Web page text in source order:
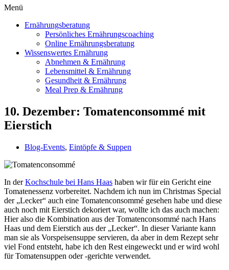
Menü
Ernährungsberatung
Persönliches Ernährungscoaching
Online Ernährungsberatung
Wissenswertes Ernährung
Abnehmen & Ernährung
Lebensmittel & Ernährung
Gesundheit & Ernährung
Meal Prep & Ernährung
10. Dezember: Tomatenconsommé mit
Eierstich
Blog-Events, Eintöpfe & Suppen
In derKochschule bei Hans Haas haben wir für ein Gericht eine
Tomatenessenz vorbereitet. Nachdem ich nun im Christmas Special
der „Lecker“ auch eine Tomatenconsommé gesehen habe und diese
auch noch mit Eierstich dekoriert war, wollte ich das auch machen:
Hier also die Kombination aus der Tomatenconsommé nach Hans
Haas und dem Eierstich aus der „Lecker“. In dieser Variante kann
man sie als Vorspeisensuppe servieren, da aber in dem Rezept sehr
viel Fond entsteht, habe ich den Rest eingeweckt und er wird wohl
für Tomatensuppen oder -gerichte verwendet.